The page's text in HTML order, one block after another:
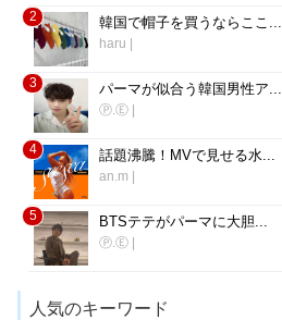
2 韓国で帽子を買うならここ...
haru
3 パーマが似合う韓国男性ア...
Ⓟ.Ⓔ
4 話題沸騰！MVで見せる水...
an.m
5 BTSテテがパーマに大胆...
Ⓟ.Ⓔ
人気のキーワード